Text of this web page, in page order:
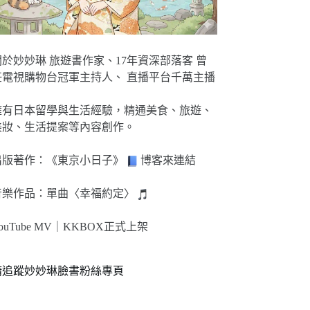
妙妙琳 旅遊書作家、17年資深部落客 曾
電視購物台冠軍主持人、 直播平台千萬主播
日本留學與生活經驗，精通美食、旅遊、
、生活提案等內容創作。
著作：《東京小日子》 博客來連結
作品：單曲〈幸福約定〉
MV｜KKBOX正式上架
追蹤妙妙琳臉書粉絲專頁